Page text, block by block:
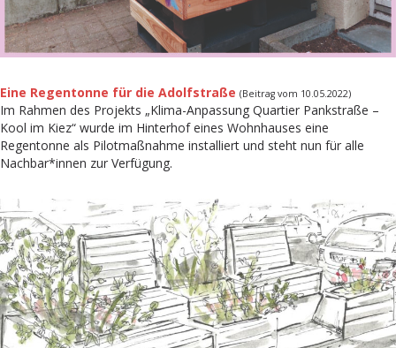
Eine Regentonne für die Adolfstraße (Beitrag vom 10.05.2022)
Im Rahmen des Projekts „Klima-Anpassung Quartier Pankstraße –
Kool im Kiez“ wurde im Hinterhof eines Wohnhauses eine
Regentonne als Pilotmaßnahme installiert und steht nun für alle
Nachbar*innen zur Verfügung.